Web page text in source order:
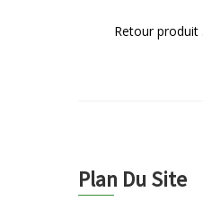
Retour produit
Plan Du Site